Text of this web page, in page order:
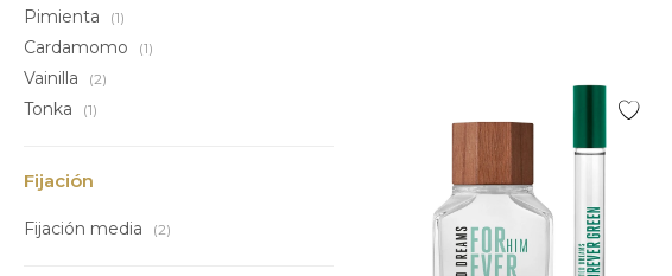
Pimienta (1)
Cardamomo (1)
Vainilla (2)
Tonka (1)
Fijación
Fijación media (2)